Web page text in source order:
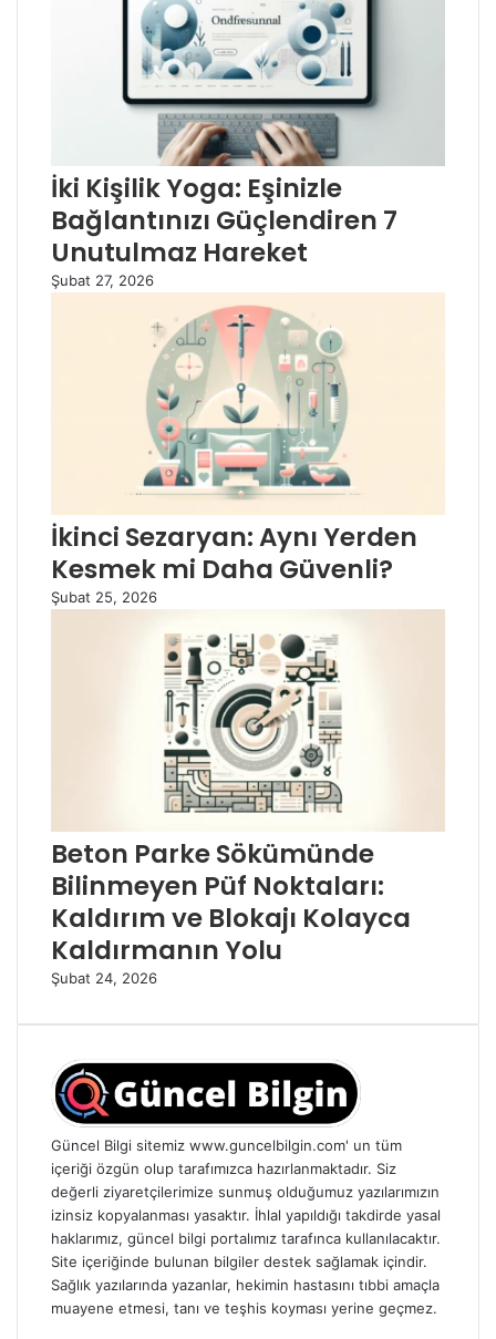
İki Kişilik Yoga: Eşinizle
Bağlantınızı Güçlendiren 7
Unutulmaz Hareket
Şubat 27, 2026
İkinci Sezaryan: Aynı Yerden
Kesmek mi Daha Güvenli?
Şubat 25, 2026
Beton Parke Sökümünde
Bilinmeyen Püf Noktaları:
Kaldırım ve Blokajı Kolayca
Kaldırmanın Yolu
Şubat 24, 2026
Güncel Bilgi sitemiz www.guncelbilgin.com' un tüm
içeriği özgün olup tarafımızca hazırlanmaktadır. Siz
değerli ziyaretçilerimize sunmuş olduğumuz yazılarımızın
izinsiz kopyalanması yasaktır. İhlal yapıldığı takdirde yasal
haklarımız, güncel bilgi portalımız tarafınca kullanılacaktır.
Site içeriğinde bulunan bilgiler destek sağlamak içindir.
Sağlık yazılarında yazanlar, hekimin hastasını tıbbi amaçla
muayene etmesi, tanı ve teşhis koyması yerine geçmez.